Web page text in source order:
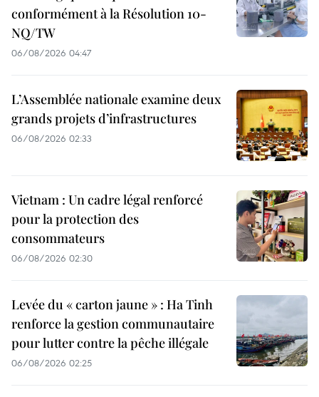
conformément à la Résolution 10-
NQ/TW
06/08/2026 04:47
L’Assemblée nationale examine deux
grands projets d’infrastructures
06/08/2026 02:33
Vietnam : Un cadre légal renforcé
pour la protection des
consommateurs
06/08/2026 02:30
Levée du « carton jaune » : Ha Tinh
renforce la gestion communautaire
pour lutter contre la pêche illégale
06/08/2026 02:25